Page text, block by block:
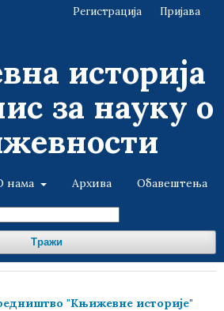
историја
за науку о
нама Архива Обавештења
Тражи
Регистрација Пријава
"Књижевне историје"